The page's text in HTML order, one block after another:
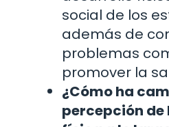
social de los
además de
problemas
promover la
¿Cómo ha
percepción